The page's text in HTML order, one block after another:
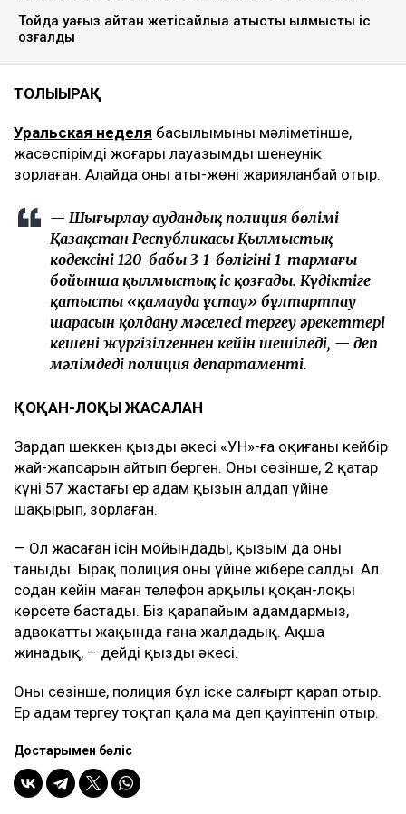
Тойда уағыз айтқан жетісайлыққа қатысты қылмыстық іс
қозғалды
ТОЛЫҒЫРАҚ
Уральская неделя басылымының мәліметінше,
жасөспірімді жоғары лауазымды шенеунік
зорлаған. Алайда оның аты-жөні жарияланбай отыр.
— Шыңғырлау аудандық полиция бөлімі
Қазақстан Республикасы Қылмыстық
кодексінің 120-бабы 3-1-бөлігінің 1-тармағы
бойынша қылмыстық іс қозғады. Күдіктіге
қатысты «қамауда ұстау» бұлтартпау
шарасын қолдану мәселесі тергеу әрекеттері
кешені жүргізілгеннен кейін шешіледі, — деп
мәлімдеді полиция департаменті.
ҚОҚАН-ЛОҚЫ ЖАСАЛҒАН
Зардап шеккен қыздың әкесі «УН»-ға оқиғаның кейбір
жай-жапсарын айтып берген. Оның сөзінше, 2 қаңтар
күні 57 жастағы ер адам қызын алдап үйіне
шақырып, зорлаған.
— Ол жасаған ісін мойындады, қызым да оны
таныды. Бірақ полиция оны үйіне жібере салды. Ал
содан кейін маған телефон арқылы қоқан-лоқы
көрсете бастады. Біз қарапайым адамдармыз,
адвокатты жақында ғана жалдадық. Ақша
жинадық, – дейді қыздың әкесі.
Оның сөзінше, полиция бұл іске салғырт қарап отыр.
Ер адам тергеу тоқтап қала ма деп қауіптеніп отыр.
Достарыңмен бөліс